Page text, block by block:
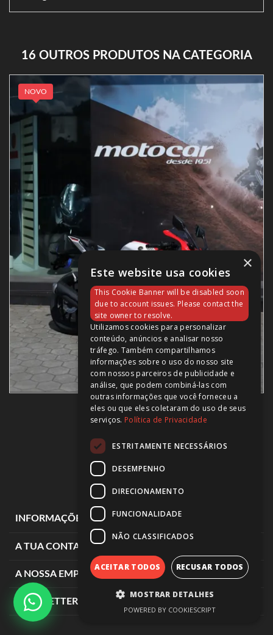
16 OUTROS PRODUTOS NA CATEGORIA
R125 70º ANIVERSÁRIO
5 900,00 €
NOVO
INFORMAÇÕES DE LOJA
A TUA CONTA
A NOSSA EMPRESA expand_more
NEWSLETTER
×
Este website usa cookies
This Cookie Banner will be disabled soon
due to account issues. Please contact the
site owner to resolve.
Utilizamos cookies para personalizar
conteúdo, anúncios e analisar nosso
tráfego. Também compartilhamos
informações sobre o uso do nosso site
com nossos parceiros de publicidade e
análise, que podem combiná-las com
outras informações que você forneceu a
eles ou que eles coletaram do uso de seus
serviços. Política de Privacidade
ESTRITAMENTE NECESSÁRIOS
DESEMPENHO
DIRECIONAMENTO
FUNCIONALIDADE
NÃO CLASSIFICADOS
ACEITAR TODOS RECUSAR TODOS
MOSTRAR DETALHES
POWERED BY COOKIESCRIPT